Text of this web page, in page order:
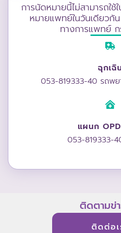
การนัดหมายนี้ไม่สามารถใ
หมายแพทย์ในวันเดียวกั
ทางการแพทย์
ฉุกเฉิ
053-819333-40 รถพ
แผนก
053-819333-
ติดตามข่
ติดต่อเ